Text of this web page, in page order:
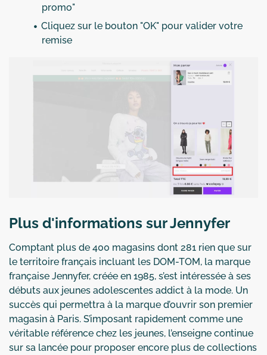
promo"
Cliquez sur le bouton "OK" pour valider votre
remise
Plus d'informations sur Jennyfer
Comptant plus de 400 magasins dont 281 rien que sur
le territoire français incluant les DOM-TOM, la marque
française Jennyfer, créée en 1985, s’est intéressée à ses
débuts aux jeunes adolescentes addict à la mode. Un
succès qui permettra à la marque d’ouvrir son premier
magasin à Paris. S’imposant rapidement comme une
véritable référence chez les jeunes, l’enseigne continue
sur sa lancée pour proposer encore plus de collections